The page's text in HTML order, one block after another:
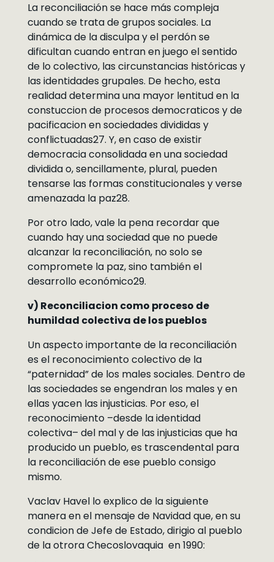
La reconciliación se hace más compleja
cuando se trata de grupos sociales. La
dinámica de la disculpa y el perdón se
dificultan cuando entran en juego el sentido
de lo colectivo, las circunstancias históricas y
las identidades grupales. De hecho, esta
realidad determina una mayor lentitud en la
constuccion de procesos democraticos y de
pacificacion en sociedades divididas y
conflictuadas27. Y, en caso de existir
democracia consolidada en una sociedad
dividida o, sencillamente, plural, pueden
tensarse las formas constitucionales y verse
amenazada la paz28.
Por otro lado, vale la pena recordar que
cuando hay una sociedad que no puede
alcanzar la reconciliación, no solo se
compromete la paz, sino también el
desarrollo económico29.
v) Reconciliacion como proceso de
humildad colectiva de los pueblos
Un aspecto importante de la reconciliación
es el reconocimiento colectivo de la
“paternidad” de los males sociales. Dentro de
las sociedades se engendran los males y en
ellas yacen las injusticias. Por eso, el
reconocimiento –desde la identidad
colectiva– del mal y de las injusticias que ha
producido un pueblo, es trascendental para
la reconciliación de ese pueblo consigo
mismo.
Vaclav Havel lo explico de la siguiente
manera en el mensaje de Navidad que, en su
condicion de Jefe de Estado, dirigio al pueblo
de la otrora Checoslovaquia en 1990: